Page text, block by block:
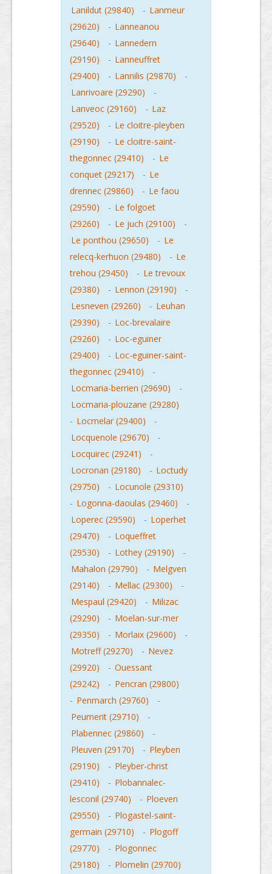
Lanildut (29840)
- Lanmeur
(29620)
- Lanneanou
(29640)
- Lannedern
(29190)
- Lanneuffret
(29400)
- Lannilis (29870)
-
Lanrivoare (29290)
-
Lanveoc (29160)
- Laz
(29520)
- Le cloitre-pleyben
(29190)
- Le cloitre-saint-
thegonnec (29410)
- Le
conquet (29217)
- Le
drennec (29860)
- Le faou
(29590)
- Le folgoet
(29260)
- Le juch (29100)
-
Le ponthou (29650)
- Le
relecq-kerhuon (29480)
- Le
trehou (29450)
- Le trevoux
(29380)
- Lennon (29190)
-
Lesneven (29260)
- Leuhan
(29390)
- Loc-brevalaire
(29260)
- Loc-eguiner
(29400)
- Loc-eguiner-saint-
thegonnec (29410)
-
Locmaria-berrien (29690)
-
Locmaria-plouzane (29280)
- Locmelar (29400)
-
Locquenole (29670)
-
Locquirec (29241)
-
Locronan (29180)
- Loctudy
(29750)
- Locunole (29310)
- Logonna-daoulas (29460)
-
Loperec (29590)
- Loperhet
(29470)
- Loqueffret
(29530)
- Lothey (29190)
-
Mahalon (29790)
- Melgven
(29140)
- Mellac (29300)
-
Mespaul (29420)
- Milizac
(29290)
- Moelan-sur-mer
(29350)
- Morlaix (29600)
-
Motreff (29270)
- Nevez
(29920)
- Ouessant
(29242)
- Pencran (29800)
- Penmarch (29760)
-
Peumerit (29710)
-
Plabennec (29860)
-
Pleuven (29170)
- Pleyben
(29190)
- Pleyber-christ
(29410)
- Plobannalec-
lesconil (29740)
- Ploeven
(29550)
- Plogastel-saint-
germain (29710)
- Plogoff
(29770)
- Plogonnec
(29180)
- Plomelin (29700)